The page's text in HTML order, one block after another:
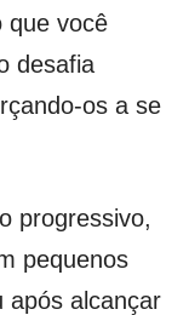
que você
desafia
os a se
progressivo,
pequenos
após alcançar